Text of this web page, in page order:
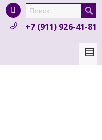
in a size size .
items.
+7 (911) 926-41-81